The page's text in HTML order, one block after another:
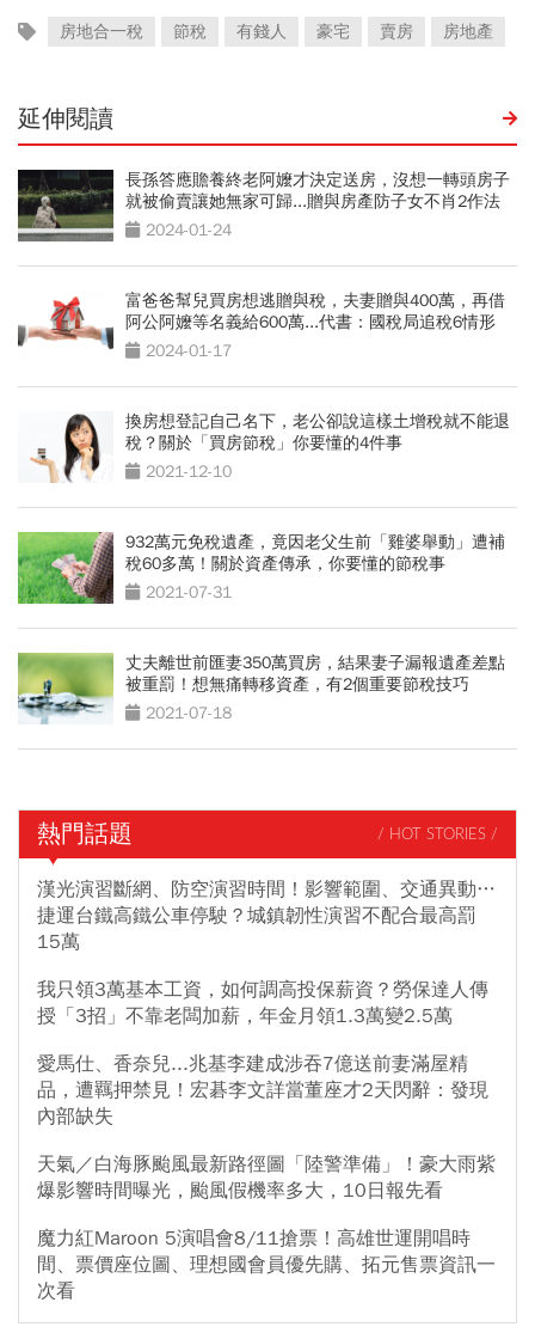
房地合一稅 節稅 有錢人 豪宅 賣房 房地產
延伸閱讀
長孫答應贍養終老阿嬤才決定送房，沒想一轉頭房子
就被偷賣讓她無家可歸...贈與房產防子女不肖2作法
2024-01-24
富爸爸幫兒買房想逃贈與稅，夫妻贈與400萬，再借
阿公阿嬤等名義給600萬...代書：國稅局追稅6情形
2024-01-17
換房想登記自己名下，老公卻說這樣土增稅就不能退
稅？關於「買房節稅」你要懂的4件事
2021-12-10
932萬元免稅遺產，竟因老父生前「雞婆舉動」遭補
稅60多萬！關於資產傳承，你要懂的節稅事
2021-07-31
丈夫離世前匯妻350萬買房，結果妻子漏報遺產差點
被重罰！想無痛轉移資產，有2個重要節稅技巧
2021-07-18
熱門話題 / HOT STORIES /
漢光演習斷網、防空演習時間！影響範圍、交通異動…
捷運台鐵高鐵公車停駛？城鎮韌性演習不配合最高罰
15萬
我只領3萬基本工資，如何調高投保薪資？勞保達人傳
授「3招」不靠老闆加薪，年金月領1.3萬變2.5萬
愛馬仕、香奈兒...兆基李建成涉吞7億送前妻滿屋精
品，遭羈押禁見！宏碁李文詳當董座才2天閃辭：發現
內部缺失
天氣／白海豚颱風最新路徑圖「陸警準備」！豪大雨紫
爆影響時間曝光，颱風假機率多大，10日報先看
魔力紅Maroon 5演唱會8/11搶票！高雄世運開唱時
間、票價座位圖、理想國會員優先購、拓元售票資訊一
次看